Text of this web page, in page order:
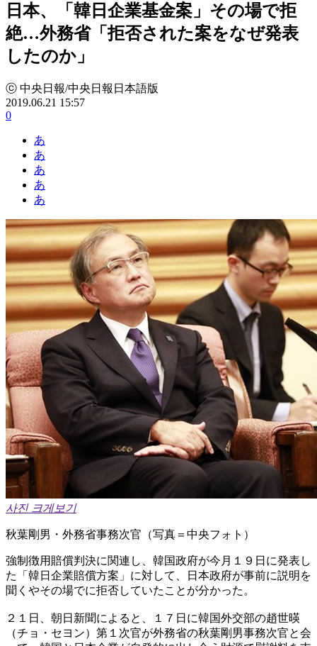
日本、「韓日企業基金案」その場で拒
絶…外務省「拒否された案をなぜ発表
したのか」
ⓒ 中央日報/中央日報日本語版
2019.06.21 15:57
0
あ
あ
あ
あ
あ
사진 크게보기
秋葉剛男・外務省事務次官（写真＝中央フォト）
強制徴用賠償判決に関連し、韓国政府が今月１９日に発表し
た「韓日企業賠償方案」に対して、日本政府が事前に説明を
聞くやその場でに拒否していたことが分かった。
２１日、朝日新聞によると、１７日に韓国外交部の趙世暎
（チョ・セヨン）第１次官が外務省の秋葉剛男事務次官と会